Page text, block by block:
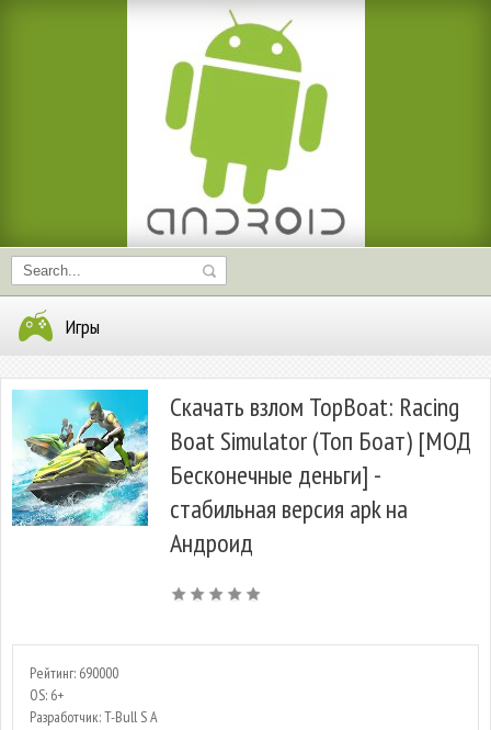
Игры
Скачать взлом TopBoat: Racing
Boat Simulator (Топ Боат) [МОД
Бесконечные деньги] -
стабильная версия apk на
Андроид
Рейтинг: 690000
OS: 6+
Разработчик: T-Bull S A